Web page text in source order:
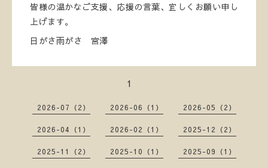
皆様の温かなご支援、応援の言葉、宜しくお願い申し
上げます。
日がさ雨がさ 宮澤
1
2026-07（2） 2026-06（1） 2026-05（2）
2026-04（1） 2026-02（1） 2025-12（2）
2025-11（2） 2025-10（1） 2025-09（1）